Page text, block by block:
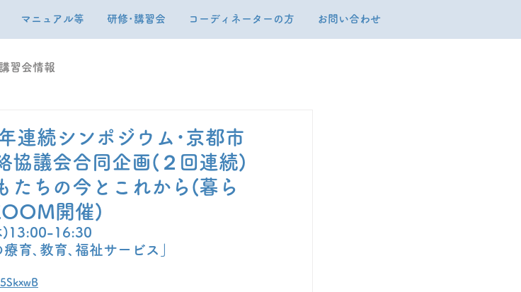
マニュアル等 研修･講習会 コーディネーターの方 お問い合わせ
習会情報
連続シンポジウム･京都市
協議会合同企画(２回連続)
たちの今とこれから(暮ら
開催)
)13:00-16:30
育､教育､福祉サービス」